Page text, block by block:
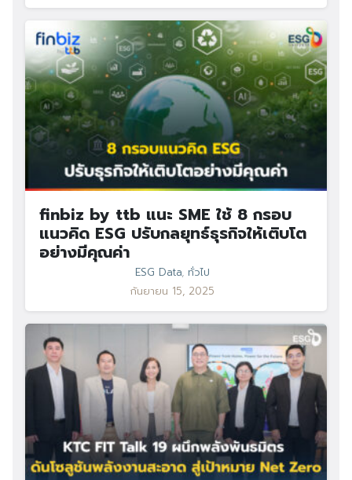
finbiz by ttb แนะ SME ใช้ 8 กรอบ
แนวคิด ESG ปรับกลยุทธ์ธุรกิจให้เติบโต
อย่างมีคุณค่า
ESG Data, ทั่วไป
กันยายน 15, 2025